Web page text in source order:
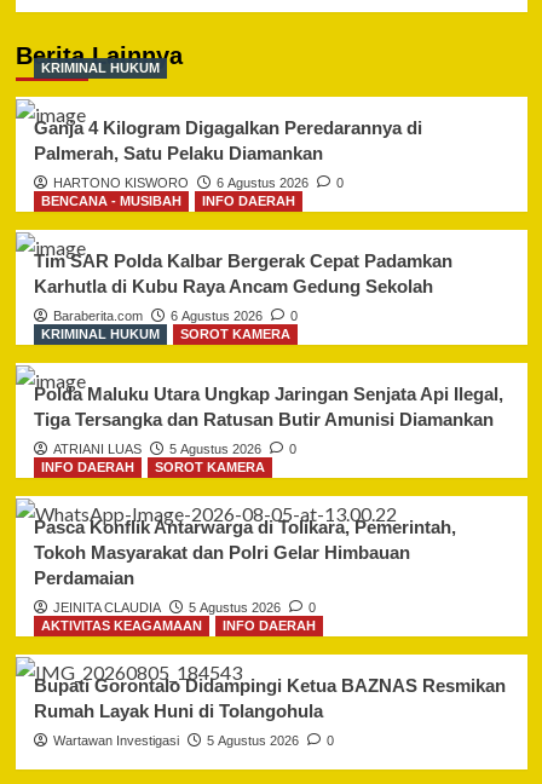
Berita Lainnya
KRIMINAL HUKUM
Ganja 4 Kilogram Digagalkan Peredarannya di
Palmerah, Satu Pelaku Diamankan
HARTONO KISWORO 6 Agustus 2026
0
BENCANA - MUSIBAH
INFO DAERAH
Tim SAR Polda Kalbar Bergerak Cepat Padamkan
Karhutla di Kubu Raya Ancam Gedung Sekolah
Baraberita.com 6 Agustus 2026
0
KRIMINAL HUKUM
SOROT KAMERA
Polda Maluku Utara Ungkap Jaringan Senjata Api Ilegal,
Tiga Tersangka dan Ratusan Butir Amunisi Diamankan
ATRIANI LUAS 5 Agustus 2026
0
INFO DAERAH
SOROT KAMERA
Pasca Konflik Antarwarga di Tolikara, Pemerintah,
Tokoh Masyarakat dan Polri Gelar Himbauan
Perdamaian
JEINITA CLAUDIA 5 Agustus 2026
0
AKTIVITAS KEAGAMAAN
INFO DAERAH
Bupati Gorontalo Didampingi Ketua BAZNAS Resmikan
Rumah Layak Huni di Tolangohula
Wartawan Investigasi 5 Agustus 2026 0